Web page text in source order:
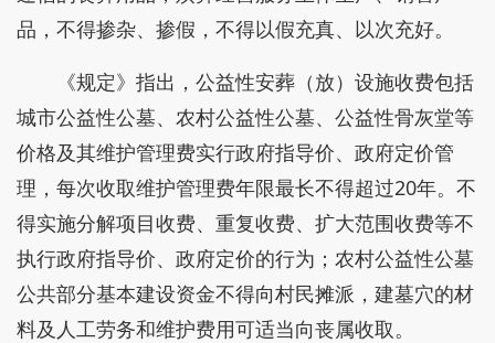
品，不得掺杂、掺假，不得以假充真、以次充好。
《规定》指出，公益性安葬（放）设施收费包括
城市公益性公墓、农村公益性公墓、公益性骨灰堂等
价格及其维护管理费实行政府指导价、政府定价管
理，每次收取维护管理费年限最长不得超过20年。不
得实施分解项目收费、重复收费、扩大范围收费等不
执行政府指导价、政府定价的行为；农村公益性公墓
公共部分基本建设资金不得向村民摊派，建墓穴的材
料及人工劳务和维护费用可适当向丧属收取。